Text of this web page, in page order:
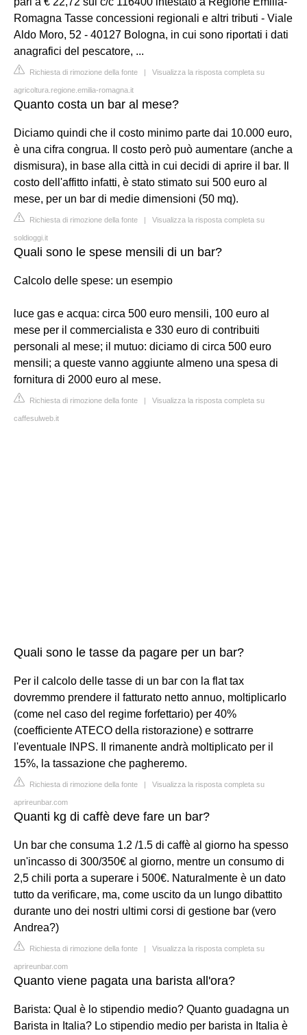
Romagna Tasse concessioni regionali e altri tributi - Viale
Aldo Moro, 52 - 40127 Bologna, in cui sono riportati i dati
anagrafici del pescatore, ...
Richiesta di rimozione della fonte | Visualizza la risposta completa su
agricoltura.regione.emilia-romagna.it
Quanto costa un bar al mese?
Diciamo quindi che il costo minimo parte dai 10.000 euro,
è una cifra congrua. Il costo però può aumentare (anche a
dismisura), in base alla città in cui decidi di aprire il bar. Il
costo dell'affitto infatti, è stato stimato sui 500 euro al
mese, per un bar di medie dimensioni (50 mq).
Richiesta di rimozione della fonte | Visualizza la risposta completa su
soldioggi.it
Quali sono le spese mensili di un bar?
Calcolo delle spese: un esempio
luce gas e acqua: circa 500 euro mensili, 100 euro al
mese per il commercialista e 330 euro di contribuiti
personali al mese; il mutuo: diciamo di circa 500 euro
mensili; a queste vanno aggiunte almeno una spesa di
fornitura di 2000 euro al mese.
Richiesta di rimozione della fonte | Visualizza la risposta completa su
caffesulweb.it
Quali sono le tasse da pagare per un bar?
Per il calcolo delle tasse di un bar con la flat tax
dovremmo prendere il fatturato netto annuo, moltiplicarlo
(come nel caso del regime forfettario) per 40%
(coefficiente ATECO della ristorazione) e sottrarre
l'eventuale INPS. Il rimanente andrà moltiplicato per il
15%, la tassazione che pagheremo.
Richiesta di rimozione della fonte | Visualizza la risposta completa su
aprireunbar.com
Quanti kg di caffè deve fare un bar?
Un bar che consuma 1.2 /1.5 di caffè al giorno ha spesso
un'incasso di 300/350€ al giorno, mentre un consumo di
2,5 chili porta a superare i 500€. Naturalmente è un dato
tutto da verificare, ma, come uscito da un lungo dibattito
durante uno dei nostri ultimi corsi di gestione bar (vero
Andrea?)
Richiesta di rimozione della fonte | Visualizza la risposta completa su
aprireunbar.com
Quanto viene pagata una barista all'ora?
Barista: Qual è lo stipendio medio? Quanto guadagna un
Barista in Italia? Lo stipendio medio per barista in Italia è